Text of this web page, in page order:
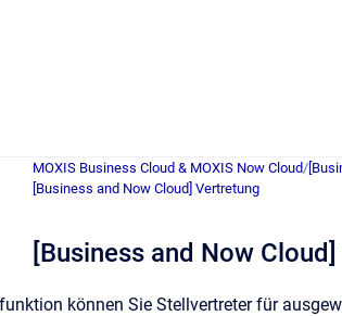
MOXIS Business Cloud & MOXIS Now Cloud/
[Business and Now Cloud] Vertretung
[Business and Now
können Sie Stellvertreter für